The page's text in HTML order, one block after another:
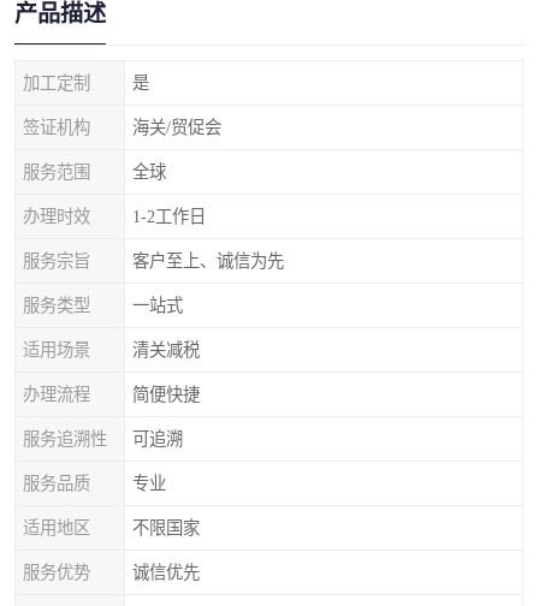
产品描述
加工定制 是
签证机构 海关/贸促会
服务范围 全球
办理时效 1-2工作日
服务宗旨 客户至上、诚信为先
服务类型 一站式
适用场景 清关减税
办理流程 简便快捷
服务追溯性 可追溯
服务品质 专业
适用地区 不限国家
服务优势 诚信优先